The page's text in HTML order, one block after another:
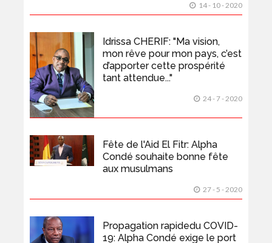
14 - 10 - 2020
Idrissa CHERIF: "Ma vision,
mon rêve pour mon pays, c’est
d’apporter cette prospérité
tant attendue..."
24 - 7 - 2020
Fête de l'Aid El Fitr: Alpha
Condé souhaite bonne fête
aux musulmans
27 - 5 - 2020
Propagation rapidedu COVID-
19: Alpha Condé exige le port